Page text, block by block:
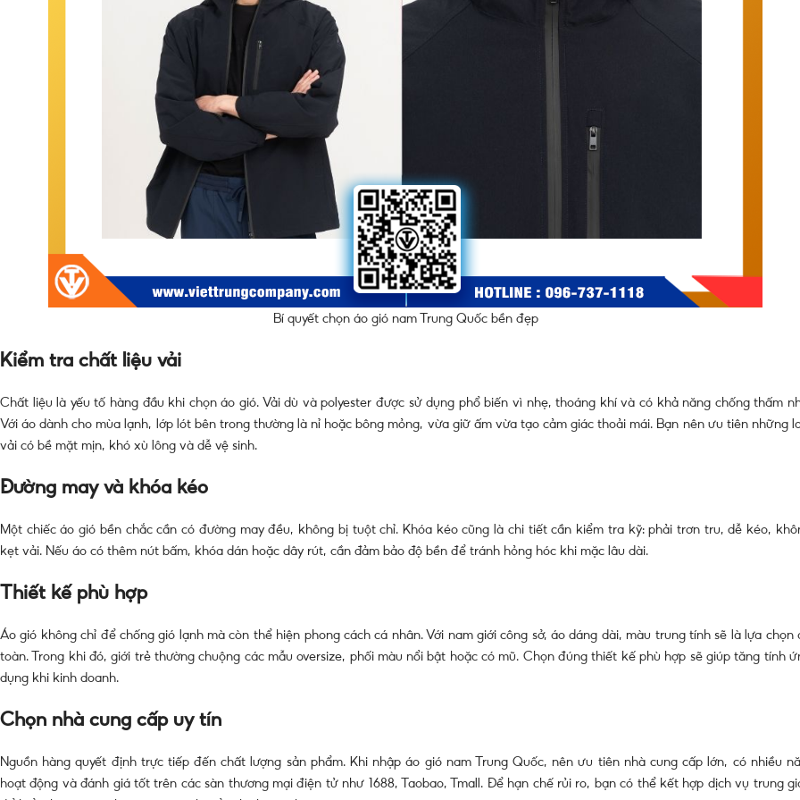
Bí quyết chọn áo gió nam Trung Quốc bền đẹp
Kiểm tra chất liệu vải
Chất liệu là yếu tố hàng đầu khi chọn áo gió. Vải dù và polyester được sử dụng phổ biến vì nhẹ, thoáng khí và có khả năng chống thấm
Với áo dành cho mùa lạnh, lớp lót bên trong thường là nỉ hoặc bông mỏng, vừa giữ ấm vừa tạo cảm giác thoải mái. Bạn nên ưu tiên những
vải có bề mặt mịn, khó xù lông và dễ vệ sinh.
Đường may và khóa kéo
Một chiếc áo gió bền chắc cần có đường may đều, không bị tuột chỉ. Khóa kéo cũng là chi tiết cần kiểm tra kỹ: phải trơn tru, dễ kéo,
kẹt vải. Nếu áo có thêm nút bấm, khóa dán hoặc dây rút, cần đảm bảo độ bền để tránh hỏng hóc khi mặc lâu dài.
Thiết kế phù hợp
Áo gió không chỉ để chống gió lạnh mà còn thể hiện phong cách cá nhân. Với nam giới công sở, áo dáng dài, màu trung tính sẽ là lựa chọn
toàn. Trong khi đó, giới trẻ thường chuộng các mẫu oversize, phối màu nổi bật hoặc có mũ. Chọn đúng thiết kế phù hợp sẽ giúp tăng tính
dụng khi kinh doanh.
Chọn nhà cung cấp uy tín
Nguồn hàng quyết định trực tiếp đến chất lượng sản phẩm. Khi nhập áo gió nam Trung Quốc, nên ưu tiên nhà cung cấp lớn, có nhiều
hoạt động và đánh giá tốt trên các sàn thương mại điện tử như 1688, Taobao, Tmall. Để hạn chế rủi ro, bạn có thể kết hợp dịch vụ trung